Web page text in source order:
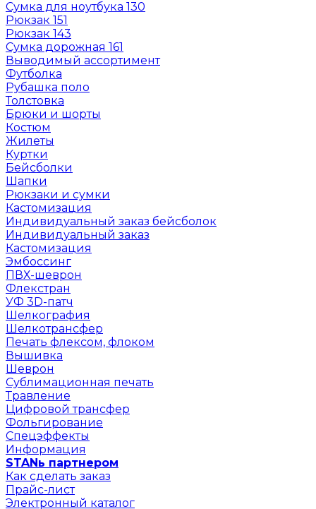
Сумка для ноутбука 130
Рюкзак 151
Рюкзак 143
Сумка дорожная 161
Выводимый ассортимент
Футболка
Рубашка поло
Толстовка
Брюки и шорты
Костюм
Жилеты
Куртки
Бейсболки
Шапки
Рюкзаки и сумки
Кастомизация
Индивидуальный заказ бейсболок
Индивидуальный заказ
Кастомизация
Эмбоссинг
ПВХ-шеврон
Флекстран
УФ 3D-патч
Шелкография
Шелкотрансфер
Печать флексом, флоком
Вышивка
Шеврон
Сублимационная печать
Травление
Цифровой трансфер
Фольгирование
Спецэффекты
Информация
STANь партнером
Как сделать заказ
Прайс-лист
Электронный каталог